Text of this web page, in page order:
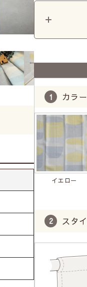
カラー
イエロー
スタ